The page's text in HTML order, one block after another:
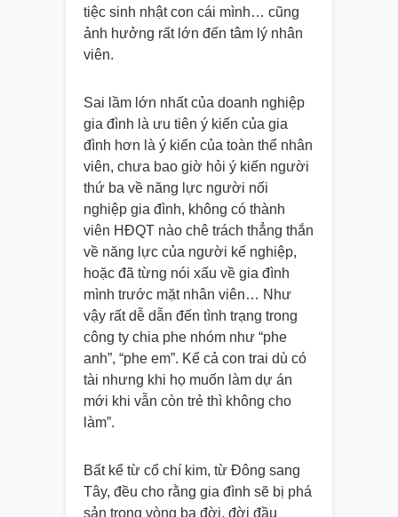
tiệc sinh nhật con cái mình… cũng
ảnh hưởng rất lớn đến tâm lý nhân
viên.
Sai lầm lớn nhất của doanh nghiệp
gia đình là ưu tiên ý kiến của gia
đình hơn là ý kiến của toàn thể nhân
viên, chưa bao giờ hỏi ý kiến người
thứ ba về năng lực người nối
nghiệp gia đình, không có thành
viên HĐQT nào chê trách thẳng thắn
về năng lực của người kế nghiệp,
hoặc đã từng nói xấu về gia đình
mình trước mặt nhân viên… Như
vậy rất dễ dẫn đến tình trạng trong
công ty chia phe nhóm như “phe
anh”, “phe em”. Kể cả con trai dù có
tài nhưng khi họ muốn làm dự án
mới khi vẫn còn trẻ thì không cho
làm”.
Bất kể từ cổ chí kim, từ Đông sang
Tây, đều cho rằng gia đình sẽ bị phá
sản trong vòng ba đời, đời đầu